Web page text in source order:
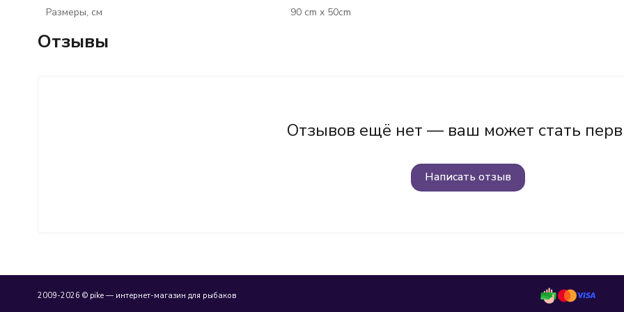
Размеры, см 90 cm x 50cm
Отзывы
Отзывов ещё нет — ваш может стать
Написать отзыв
2009-2026 © pike — интернет-магазин для рыбаков